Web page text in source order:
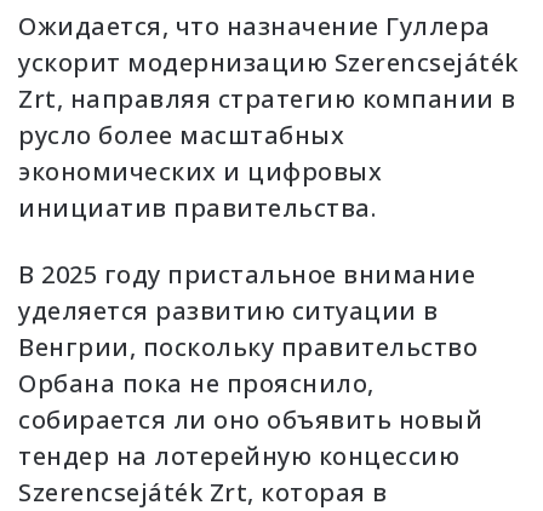
Ожидается, что назначение Гуллера
ускорит модернизацию Szerencsejáték
Zrt, направляя стратегию компании в
русло более масштабных
экономических и цифровых
инициатив правительства.
В 2025 году пристальное внимание
уделяется развитию ситуации в
Венгрии, поскольку правительство
Орбана пока не прояснило,
собирается ли оно объявить новый
тендер на лотерейную концессию
Szerencsejáték Zrt, которая в